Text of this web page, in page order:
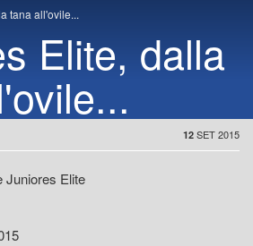
tana all'ovile...
Elite, dalla
12 SET 2015
Juniores Elite